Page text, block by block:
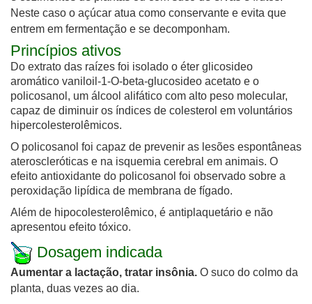
Neste caso o açúcar atua como conservante e evita que
entrem em fermentação e se decomponham.
Princípios ativos
Do extrato das raízes foi isolado o éter glicosideo
aromático vaniloil-1-O-beta-glucosideo acetato e o
policosanol, um álcool alifático com alto peso molecular,
capaz de diminuir os índices de colesterol em voluntários
hipercolesterolêmicos.
O policosanol foi capaz de prevenir as lesões espontâneas
ateroscleróticas e na isquemia cerebral em animais. O
efeito antioxidante do policosanol foi observado sobre a
peroxidação lipídica de membrana de fígado.
Além de hipocolesterolêmico, é antiplaquetário e não
apresentou efeito tóxico.
Dosagem indicada
Aumentar a lactação, tratar insônia. O suco do colmo da
planta, duas vezes ao dia.